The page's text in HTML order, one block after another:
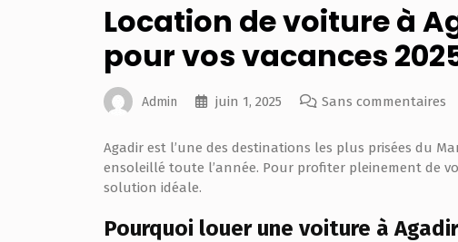
Location de voiture à
pour vos vacances
Admin juin 1, 2025 Sans commentaires
Agadir est l’une des destinations les plus prisées du
ensoleillé toute l’année. Pour profiter pleinement de
solution idéale.
Pourquoi louer une voiture à